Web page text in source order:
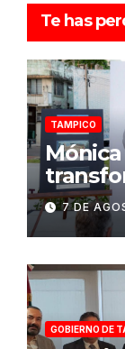
Te has
TAMPICO
al7 DE
GOBIERNO DE